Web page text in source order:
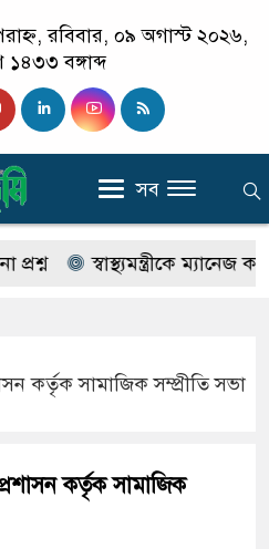
রবিবার, ০৯ অগাস্ট ২০২৬,
১৪৩৩ বঙ্গাব্দ
সব
স্বাস্থ্যমন্ত্রীকে ম্যানেজ করে
কর্তৃক সামাজিক সম্প্রীতি সভা
কর্তৃক সামাজিক